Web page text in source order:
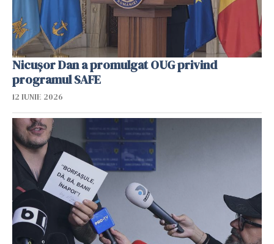
Nicuşor Dan a promulgat OUG privind
programul SAFE
12 IUNIE 2026